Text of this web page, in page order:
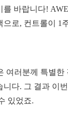
를 바랍니다!
으로, 컨트롤이 1
여러분께 특별한
니다. 그 결과 이
있었죠.